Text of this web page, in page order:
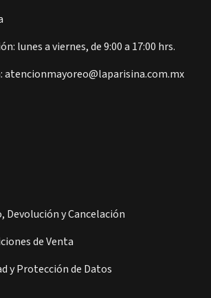
lunes a viernes, de 9:00 a 17:00 hrs.
atencionmayoreo@laparisina.com.mx
Devolución y Cancelación
de Venta
y Protección de Datos